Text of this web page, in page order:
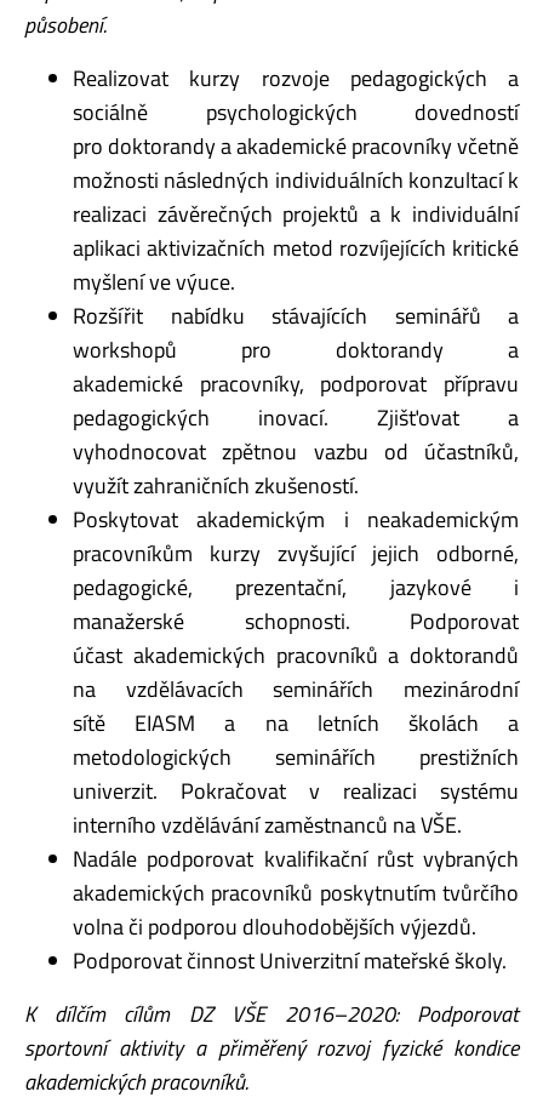
působení.
Realizovat kurzy rozvoje pedagogických a
sociálně psychologických dovedností
pro doktorandy a akademické pracovníky včetně
možnosti následných individuálních konzultací k
realizaci závěrečných projektů a k individuální
aplikaci aktivizačních metod rozvíjejících kritické
myšlení ve výuce.
Rozšířit nabídku stávajících seminářů a
workshopů pro doktorandy a
akademické pracovníky, podporovat přípravu
pedagogických inovací. Zjišťovat a
vyhodnocovat zpětnou vazbu od účastníků,
využít zahraničních zkušeností.
Poskytovat akademickým i neakademickým
pracovníkům kurzy zvyšující jejich odborné,
pedagogické, prezentační, jazykové i
manažerské schopnosti. Podporovat
účast akademických pracovníků a doktorandů
na vzdělávacích seminářích mezinárodní
sítě EIASM a na letních školách a
metodologických seminářích prestižních
univerzit. Pokračovat v realizaci systému
interního vzdělávání zaměstnanců na VŠE.
Nadále podporovat kvalifikační růst vybraných
akademických pracovníků poskytnutím tvůrčího
volna či podporou dlouhodobějších výjezdů.
Podporovat činnost Univerzitní mateřské školy.
K dílčím cílům DZ VŠE 2016–2020: Podporovat
sportovní aktivity a přiměřený rozvoj fyzické kondice
akademických pracovníků.